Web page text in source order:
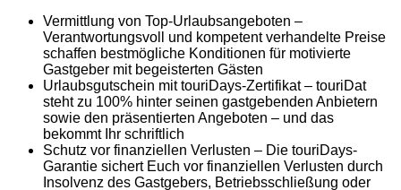
Vermittlung von Top-Urlaubsangeboten –
Verantwortungsvoll und kompetent verhandelte Preise
schaffen bestmögliche Konditionen für motivierte
Gastgeber mit begeisterten Gästen
Urlaubsgutschein mit touriDays-Zertifikat – touriDat
steht zu 100% hinter seinen gastgebenden Anbietern
sowie den präsentierten Angeboten – und das
bekommt Ihr schriftlich
Schutz vor finanziellen Verlusten – Die touriDays-
Garantie sichert Euch vor finanziellen Verlusten durch
Insolvenz des Gastgebers, Betriebsschließung oder